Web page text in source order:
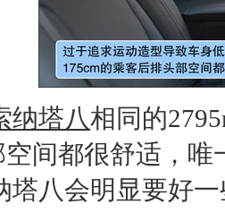
纳塔八相同的
间都很舒适，唯
塔八会明显要好